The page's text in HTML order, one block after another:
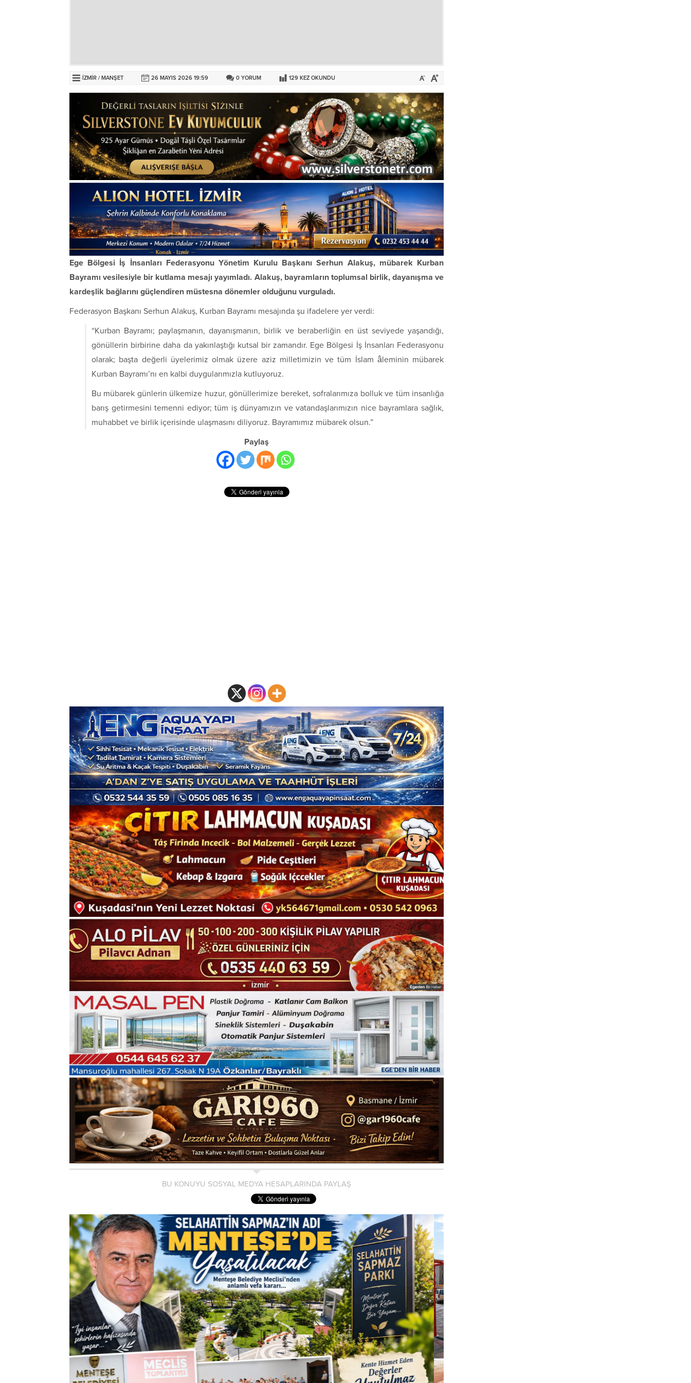
İZMİR /MANŞET 26 MAYIS 2026 19:59 0 YORUM 129 KEZ OKUNDU
Ege Bölgesi İş İnsanları Federasyonu Yönetim Kurulu Başkanı Serhun Alakuş, mübarek Kurban
Bayramı vesilesiyle bir kutlama mesajı yayımladı. Alakuş, bayramların toplumsal birlik, dayanışma ve
kardeşlik bağlarını güçlendiren müstesna dönemler olduğunu vurguladı.
Federasyon Başkanı Serhun Alakuş, Kurban Bayramı mesajında şu ifadelere yer verdi:
“Kurban Bayramı; paylaşmanın, dayanışmanın, birlik ve beraberliğin en üst seviyede yaşandığı,
gönüllerin birbirine daha da yakınlaştığı kutsal bir zamandır. Ege Bölgesi İş İnsanları Federasyonu
olarak; başta değerli üyelerimiz olmak üzere aziz milletimizin ve tüm İslam âleminin mübarek
Kurban Bayramı’nı en kalbi duygularımızla kutluyoruz.
Bu mübarek günlerin ülkemize huzur, gönüllerimize bereket, sofralarımıza bolluk ve tüm insanlığa
barış getirmesini temenni ediyor; tüm iş dünyamızın ve vatandaşlarımızın nice bayramlara sağlık,
muhabbet ve birlik içerisinde ulaşmasını diliyoruz. Bayramımız mübarek olsun.”
Paylaş
BU KONUYU SOSYAL MEDYA HESAPLARINDA PAYLAŞ